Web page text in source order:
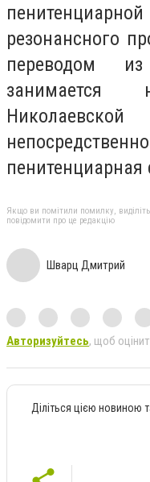
резонансного
переводом
Якщо ви помітили помилку,
повідомити про це редакцію
Шварц Дмитрий
Авторизуйтесь, щоб
Діліться цією новиною